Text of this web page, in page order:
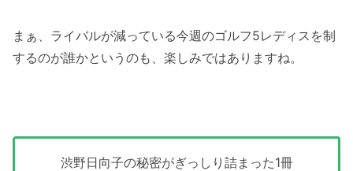
まぁ、ライバルが減っている今週のゴルフ5レディスを制
するのが誰かというのも、楽しみではありますね。
渋野日向子の秘密がぎっしり詰まった1冊